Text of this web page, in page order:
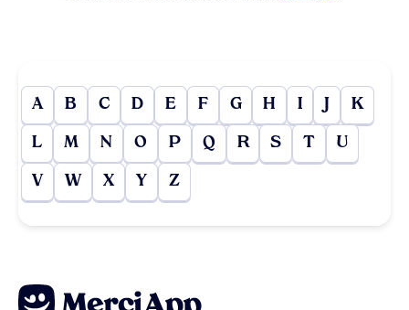
A B C D E F G H I J K
L M N O P Q R S T U
V W X Y Z